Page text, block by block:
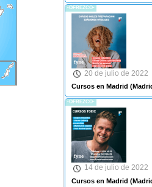
-OFREZCO-
20 de julio de 2022
Cursos en Madrid
-OFREZCO-
14 de julio de 2022
Cursos en Madrid